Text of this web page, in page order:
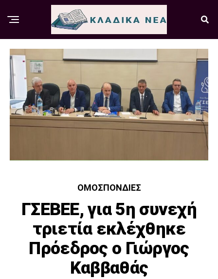
ΟΜΟΣΠΟΝΔΊΕΣ
ΓΣΕΒΕΕ, για 5η συνεχή
τριετία εκλέχθηκε
Πρόεδρος ο Γιώργος
Καββαθάς